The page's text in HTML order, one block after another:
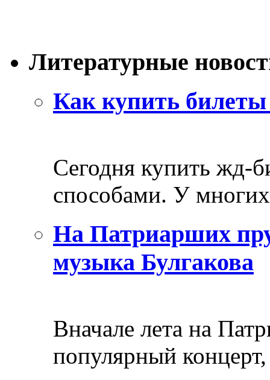
Литературные
Как купить билеты
Сегодня купить жд-
способами. У
На Патриарших
музыка Булгакова
Вначале лета на
популярный